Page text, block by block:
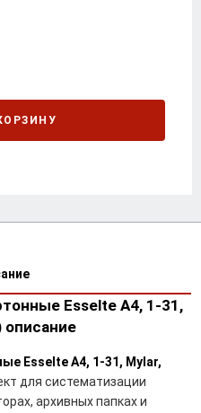
Esselte A4, 1-31,
Esselte A4, 1-31, Mylar,
для систематизации
архивных папках и